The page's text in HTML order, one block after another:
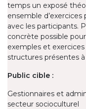
temps un exposé
ensemble
avec les participants.
concrète possible
exemples et
structures présentes
Public cible :
Gestionnaires et
secteur socioculturel